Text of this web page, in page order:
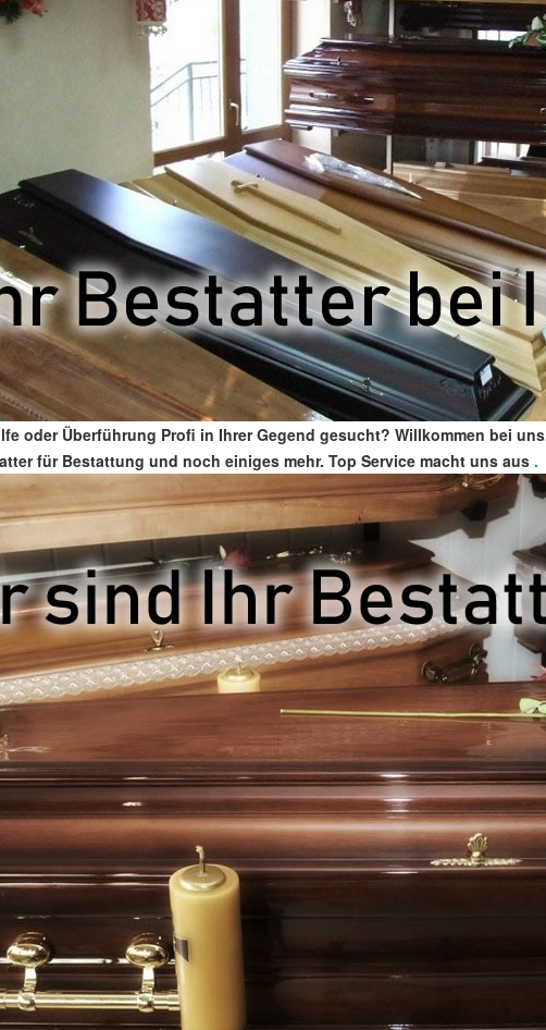
oder Überführung Profi in Ihrer Gegend gesucht? Willkommen bei
für Bestattung und noch einiges mehr. Top Service macht uns aus .